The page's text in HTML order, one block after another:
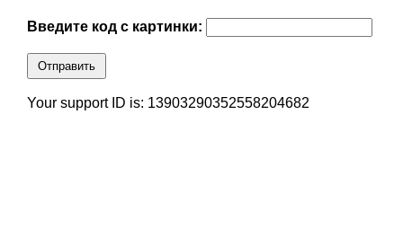
Введите код с картинки:
Отправить
Your support ID is: 13903290352558204682